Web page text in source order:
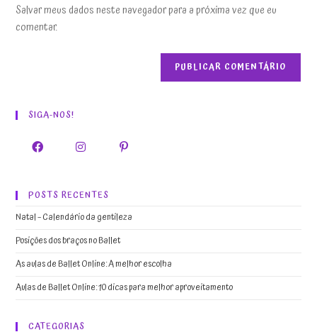
Salvar meus dados neste navegador para a próxima vez que eu
comentar.
SIGA-NOS!
POSTS RECENTES
Natal – Calendário da gentileza
Posições dos braços no Ballet
As aulas de Ballet Online: A melhor escolha
Aulas de Ballet Online: 10 dicas para melhor aproveitamento
CATEGORIAS